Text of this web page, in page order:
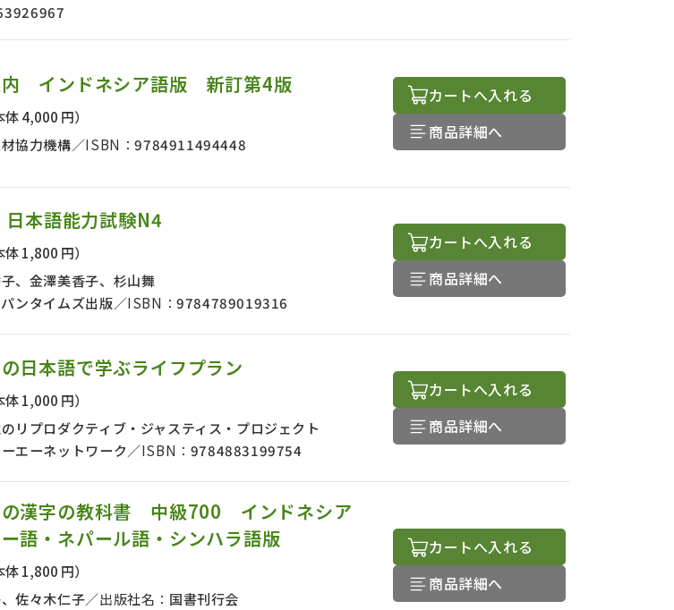
内 インドネシア語版 新訂第4版
体 4,000 円）
協力機構 ISBN：9784911494448
カートへ入れる
商品詳細へ
本語能力試験N4
体 1,800 円）
、金澤美香子、杉山舞
ンタイムズ出版 ISBN：9784789019316
カートへ入れる
商品詳細へ
日本語で学ぶライフプラン
体 1,000 円）
リプロダクティブ・ジャスティス・プロジェクト
エーネットワーク ISBN： 9784883199754
カートへ入れる
商品詳細へ
の漢字の教科書 中級700 インドネシア
語・ネパール語・シンハラ語版
体 1,800 円）
佐々木仁子 出版社名： 国書刊行会
カートへ入れる
商品詳細へ